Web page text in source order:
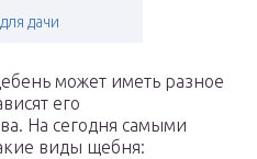
дачи
может иметь разное
его
На сегодня самыми
виды щебня: